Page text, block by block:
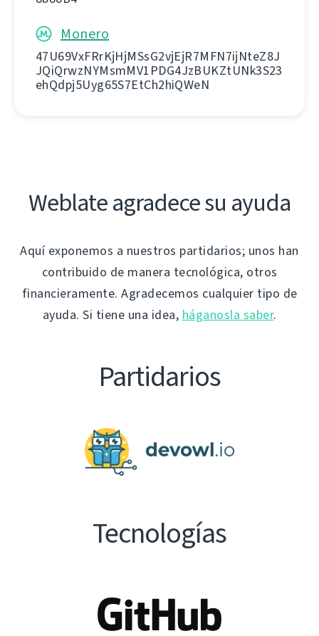
Monero
47U69VxFRrKjHjMSsG2vjEjR7MFN7ijNteZ8J
JQiQrwzNYMsmMV1PDG4JzBUKZtUNk3S23
ehQdpj5Uyg65S7EtCh2hiQWeN
Weblate agradece su ayuda
Aquí exponemos a nuestros partidarios; unos han
contribuido de manera tecnológica, otros
financieramente. Agradecemos cualquier tipo de
ayuda. Si tiene una idea, háganosla saber.
Partidarios
Tecnologías